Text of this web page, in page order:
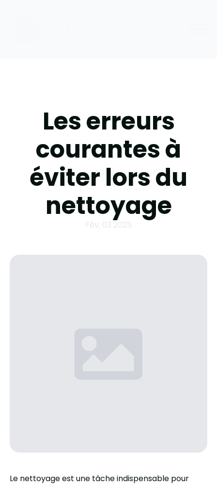
Les erreurs
courantes à
éviter lors du
nettoyage
Fév, 03 2025
Le nettoyage est une tâche indispensable pour